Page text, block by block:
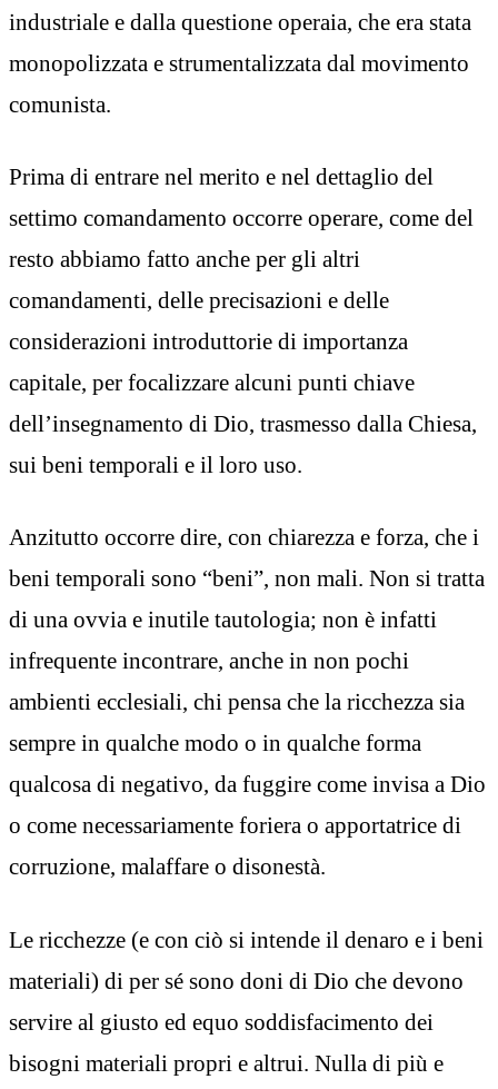
industriale e dalla questione operaia, che era stata
monopolizzata e strumentalizzata dal movimento
comunista.
Prima di entrare nel merito e nel dettaglio del
settimo comandamento occorre operare, come del
resto abbiamo fatto anche per gli altri
comandamenti, delle precisazioni e delle
considerazioni introduttorie di importanza
capitale, per focalizzare alcuni punti chiave
dell’insegnamento di Dio, trasmesso dalla Chiesa,
sui beni temporali e il loro uso.
Anzitutto occorre dire, con chiarezza e forza, che i
beni temporali sono “beni”, non mali. Non si tratta
di una ovvia e inutile tautologia; non è infatti
infrequente incontrare, anche in non pochi
ambienti ecclesiali, chi pensa che la ricchezza sia
sempre in qualche modo o in qualche forma
qualcosa di negativo, da fuggire come invisa a Dio
o come necessariamente foriera o apportatrice di
corruzione, malaffare o disonestà.
Le ricchezze (e con ciò si intende il denaro e i beni
materiali) di per sé sono doni di Dio che devono
servire al giusto ed equo soddisfacimento dei
bisogni materiali propri e altrui. Nulla di più e